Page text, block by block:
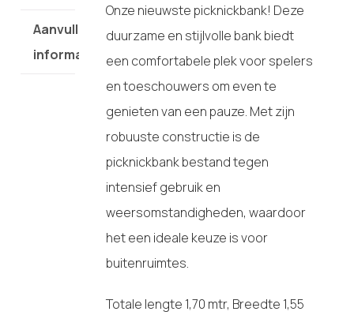
Aanvullende
informatie
Onze nieuwste picknickbank! Deze
duurzame en stijlvolle bank biedt
een comfortabele plek voor spelers
en toeschouwers om even te
genieten van een pauze. Met zijn
robuuste constructie is de
picknickbank bestand tegen
intensief gebruik en
weersomstandigheden, waardoor
het een ideale keuze is voor
buitenruimtes.
Totale lengte 1,70 mtr, Breedte 1,55